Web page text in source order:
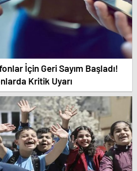
İçin Geri Sayım Başladı!
Kritik Uyarı